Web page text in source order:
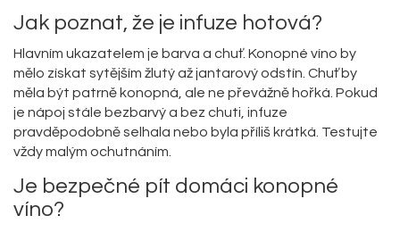
Jak poznat, že je infuze hotová?
Hlavním ukazatelem je barva a chuť. Konopné víno by
mělo získat sytějším žlutý až jantarový odstín. Chuť by
měla být patrně konopná, ale ne převážně hořká. Pokud
je nápoj stále bezbarvý a bez chuti, infuze
pravděpodobně selhala nebo byla příliš krátká. Testujte
vždy malým ochutnáním.
Je bezpečné pít domáci konopné
víno?